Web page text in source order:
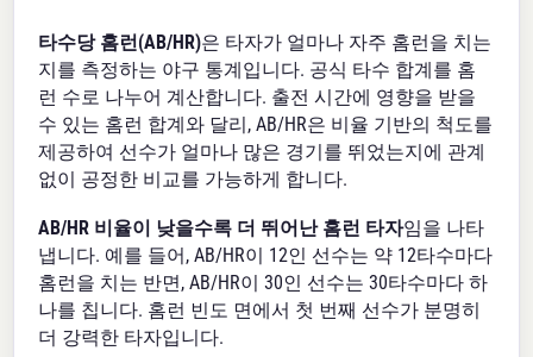
타수당 홈런(AB/HR)은 타자가 얼마나 자주 홈런을 치는
지를 측정하는 야구 통계입니다. 공식 타수 합계를 홈
런 수로 나누어 계산합니다. 출전 시간에 영향을 받을
수 있는 홈런 합계와 달리, AB/HR은 비율 기반의 척도를
제공하여 선수가 얼마나 많은 경기를 뛰었는지에 관계
없이 공정한 비교를 가능하게 합니다.
AB/HR 비율이 낮을수록 더 뛰어난 홈런 타자임을 나타
냅니다. 예를 들어, AB/HR이 12인 선수는 약 12타수마다
홈런을 치는 반면, AB/HR이 30인 선수는 30타수마다 하
나를 칩니다. 홈런 빈도 면에서 첫 번째 선수가 분명히
더 강력한 타자입니다.